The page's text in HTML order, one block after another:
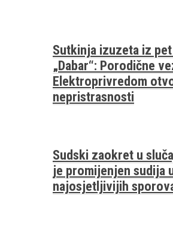
Sutkinja izuzeta iz
„Dabar“: Porodične
Elektroprivredom
nepristrasnosti
Sudski zaokret u
je promijenjen sudija
najosjetljivijih